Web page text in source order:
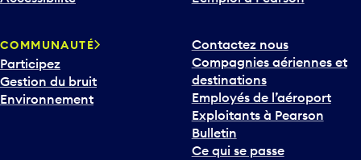
o
u
r
i
COMMUNAUTÉ
Participez
Gestion du bruit
Environnement
Contactez nous
Compagnies aériennes et
destinations
Employés de l’aéroport
Exploitants à Pearson
Bulletin
Ce qui se passe